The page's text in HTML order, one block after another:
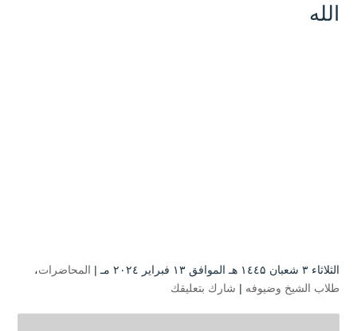
الله
الثلاثاء ۳ شعبان ۱٤٤۵ هـ الموافق ۱۳ فبراير ۲۰۲٤ مـ | المحاضرات،
طلاب الشيخ وضيوفه | شارك بتعليقك